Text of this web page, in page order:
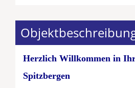
Herzlich Willkommen in
Spitzbergen